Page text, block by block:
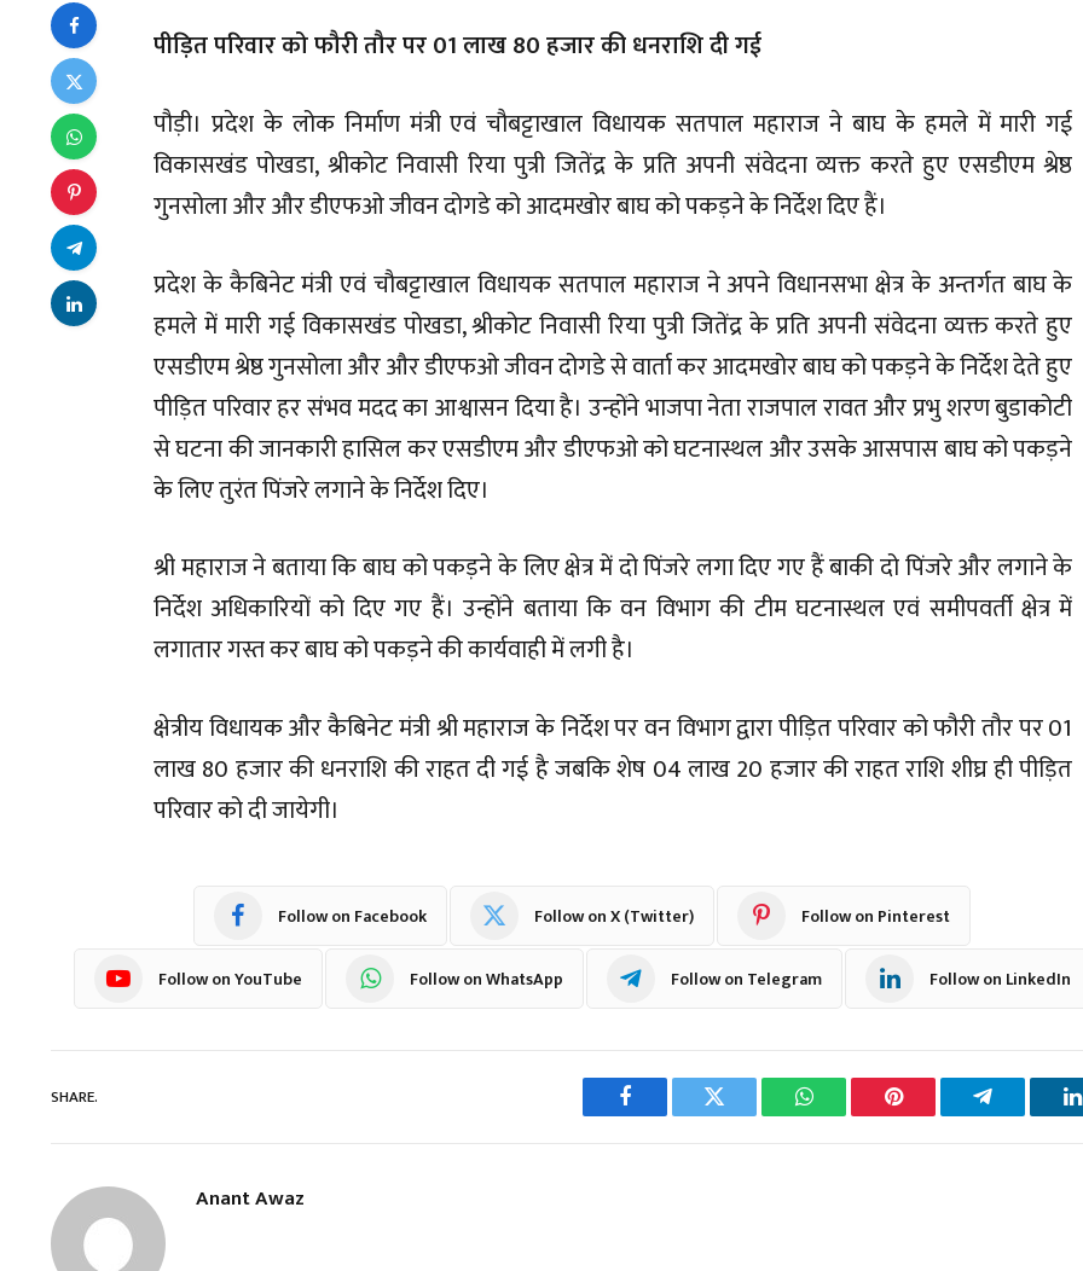
पीड़ित परिवार को फौरी तौर पर 01 लाख 80 हजार की धनराशि दी गई
पौड़ी। प्रदेश के लोक निर्माण मंत्री एवं चौबट्टाखाल विधायक सतपाल महाराज ने बाघ के हमले में मारी गई
विकासखंड पोखडा, श्रीकोट निवासी रिया पुत्री जितेंद्र के प्रति अपनी संवेदना व्यक्त करते हुए एसडीएम श्रेष्ठ
गुनसोला और और डीएफओ जीवन दोगडे को आदमखोर बाघ को पकड़ने के निर्देश दिए हैं।
प्रदेश के कैबिनेट मंत्री एवं चौबट्टाखाल विधायक सतपाल महाराज ने अपने विधानसभा क्षेत्र के अन्तर्गत बाघ के
हमले में मारी गई विकासखंड पोखडा, श्रीकोट निवासी रिया पुत्री जितेंद्र के प्रति अपनी संवेदना व्यक्त करते हुए
एसडीएम श्रेष्ठ गुनसोला और और डीएफओ जीवन दोगडे से वार्ता कर आदमखोर बाघ को पकड़ने के निर्देश देते हुए
पीड़ित परिवार हर संभव मदद का आश्वासन दिया है। उन्होंने भाजपा नेता राजपाल रावत और प्रभु शरण बुडाकोटी
से घटना की जानकारी हासिल कर एसडीएम और डीएफओ को घटनास्थल और उसके आसपास बाघ को पकड़ने
के लिए तुरंत पिंजरे लगाने के निर्देश दिए।
श्री महाराज ने बताया कि बाघ को पकड़ने के लिए क्षेत्र में दो पिंजरे लगा दिए गए हैं बाकी दो पिंजरे और लगाने के
निर्देश अधिकारियों को दिए गए हैं। उन्होंने बताया कि वन विभाग की टीम घटनास्थल एवं समीपवर्ती क्षेत्र में
लगातार गस्त कर बाघ को पकड़ने की कार्यवाही में लगी है।
क्षेत्रीय विधायक और कैबिनेट मंत्री श्री महाराज के निर्देश पर वन विभाग द्वारा पीड़ित परिवार को फौरी तौर पर 01
लाख 80 हजार की धनराशि की राहत दी गई है जबकि शेष 04 लाख 20 हजार की राहत राशि शीघ्र ही पीड़ित
परिवार को दी जायेगी।
Follow on Facebook Follow on X (Twitter) Follow on Pinterest
Follow on YouTube Follow on WhatsApp Follow on Telegram Follow on LinkedIn
SHARE.
Facebook Twitter WhatsAppPinterest Telegram
Anant Awaz